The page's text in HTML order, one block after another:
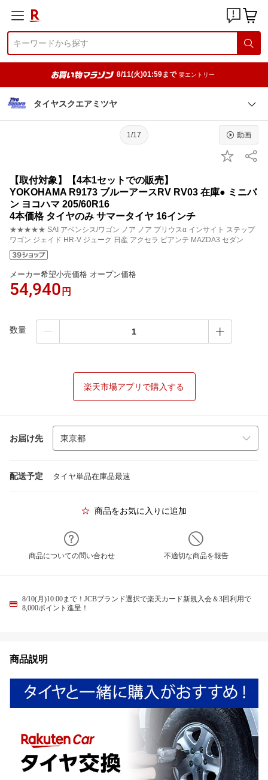
8/11(火)01:59まで 要エントリー
タイヤスクエアミツヤ
1/17 動画
【取付対象】【4本1セットでの販売】
YOKOHAMA R9173 ブルーアースRV RV03 在庫● ミニバ
ン ヨコハマ 205/60R16
4本価格 タイヤのみ サマータイヤ 16インチ
★★★★★ SAI アベンシス/ワゴン ノア ノア プリウスα インサイト ステップ
ワゴン ジェイド HR-V ジューク 日産 アクセラ ビアンテ MAZDA3 セダン
メーカー希望小売価格 オープン価格
54,940 円
数量
楽天市場アプリで購入する
お届け先
配送予定 タイヤ単品在庫品最速
商品をお気に入りに追加
商品についての問い合わせ 不適切な商品を報告
8/10(月)10:00まで！JCBブランド選択で楽天カード新規入会＆3回利用で
8,000ポイント進呈！
商品説明